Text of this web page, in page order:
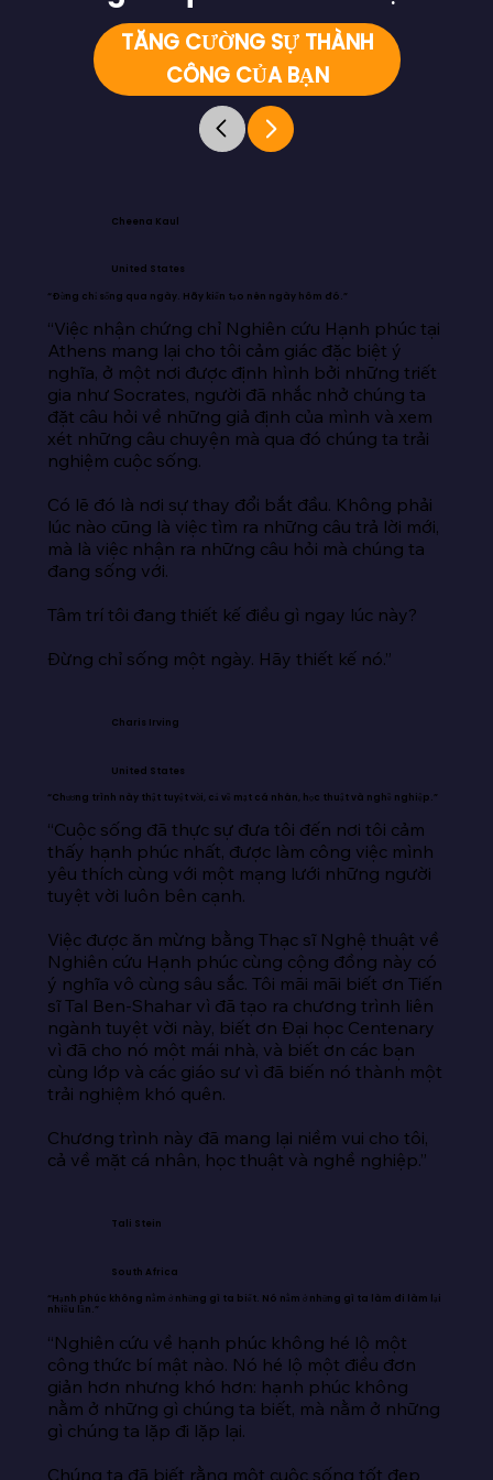
TĂNG CƯỜNG SỰ THÀNH
CÔNG CỦA BẠN
Cheena Kaul
United States
“Đừng chỉ sống qua ngày. Hãy kiến tạo nên ngày hôm đó.”
“Việc nhận chứng chỉ Nghiên cứu Hạnh phúc tại
Athens mang lại cho tôi cảm giác đặc biệt ý
nghĩa, ở một nơi được định hình bởi những triết
gia như Socrates, người đã nhắc nhở chúng ta
đặt câu hỏi về những giả định của mình và xem
xét những câu chuyện mà qua đó chúng ta trải
nghiệm cuộc sống.
Có lẽ đó là nơi sự thay đổi bắt đầu. Không phải
lúc nào cũng là việc tìm ra những câu trả lời mới,
mà là việc nhận ra những câu hỏi mà chúng ta
đang sống với.
Tâm trí tôi đang thiết kế điều gì ngay lúc này?
Đừng chỉ sống một ngày. Hãy thiết kế nó.”
Charis Irving
United States
“Chương trình này thật tuyệt vời, cả về mặt cá nhân, học thuật và nghề nghiệp.”
“Cuộc sống đã thực sự đưa tôi đến nơi tôi cảm
thấy hạnh phúc nhất, được làm công việc mình
yêu thích cùng với một mạng lưới những người
tuyệt vời luôn bên cạnh.
Việc được ăn mừng bằng Thạc sĩ Nghệ thuật về
Nghiên cứu Hạnh phúc cùng cộng đồng này có
ý nghĩa vô cùng sâu sắc. Tôi mãi mãi biết ơn Tiến
sĩ Tal Ben-Shahar vì đã tạo ra chương trình liên
ngành tuyệt vời này, biết ơn Đại học Centenary
vì đã cho nó một mái nhà, và biết ơn các bạn
cùng lớp và các giáo sư vì đã biến nó thành một
trải nghiệm khó quên.
Chương trình này đã mang lại niềm vui cho tôi,
cả về mặt cá nhân, học thuật và nghề nghiệp.”
Tali Stein
South Africa
“Hạnh phúc không nằm ở những gì ta biết. Nó nằm ở những gì ta làm đi làm lại
nhiều lần.”
“Nghiên cứu về hạnh phúc không hé lộ một
công thức bí mật nào. Nó hé lộ một điều đơn
giản hơn nhưng khó hơn: hạnh phúc không
nằm ở những gì chúng ta biết, mà nằm ở những
gì chúng ta lặp đi lặp lại.
Chúng ta đã biết rằng một cuộc sống tốt đẹp